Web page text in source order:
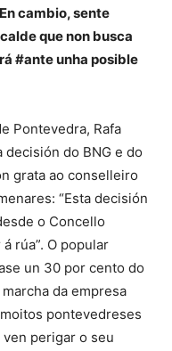
cambio, sente
que non busca
#ante unha posible
Pontevedra, Rafa
do BNG e do
grata ao conselleiro
“Esta decisión
o Concello
rúa”. O popular
un 30 por cento do
da empresa
pontevedreses
perigar o seu